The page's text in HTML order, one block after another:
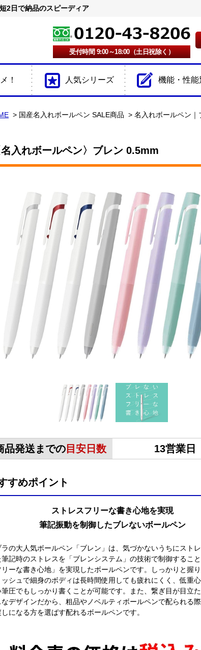
2日で納品のスピーディア
受付時間 9:00～18:00（土日祝除く）
！ 人気シリーズ 機能・性能
国産名入れボールペン SALE商品 名入れボールペン｜
名入れボールペン〉ブレン 0.5mm
品発送までの目安日数 13営業日
すめポイント
ストレスフリーな書き心地を実現
筆記振動を制御したブレないボールペン
ラの大人気ボールペン「ブレン」は、気づかないうちにスト
筆記時のストレスを「ブレンシステム」の技術で制御するこ
リーな書き心地」を実現したボールペンです。しっかりと握
ッシュで細身のボディは長時間使用しても疲れにくく、低重
筆圧でもしっかり書くことが可能です。また、繋ぎ目が目立
なデザインだから、粗品やノベルティボールペンで配られる
しになる方を選ばす配れるボールペンです。